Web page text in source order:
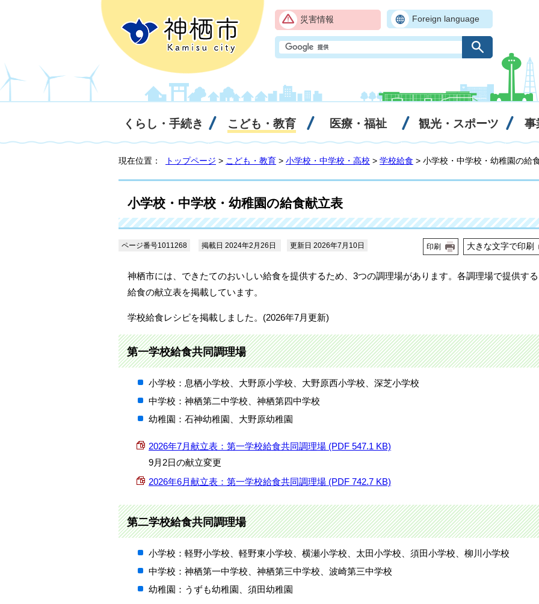
災害情報 Foreign language
くらし・手続き こども・教育 医療・福祉 観光・スポーツ 事
現在位置： トップページ > こども・教育 > 小学校・中学校・高校 > 学校給食 > 小学校・中学校・幼稚園の給
小学校・中学校・幼稚園の給食献立表
ページ番号1011268 掲載日 2024年2月26日 更新日 2026年7月10日 印刷 大きな文字で印刷
神栖市には、できたてのおいしい給食を提供するため、3つの調理場があります。各調理場で提供する
給食の献立表を掲載しています。
学校給食レシピを掲載しました。(2026年7月更新)
第一学校給食共同調理場
小学校：息栖小学校、大野原小学校、大野原西小学校、深芝小学校
中学校：神栖第二中学校、神栖第四中学校
幼稚園：石神幼稚園、大野原幼稚園
2026年7月献立表：第一学校給食共同調理場 (PDF 547.1 KB)
9月2日の献立変更
2026年6月献立表：第一学校給食共同調理場 (PDF 742.7 KB)
第二学校給食共同調理場
小学校：軽野小学校、軽野東小学校、横瀬小学校、太田小学校、須田小学校、柳川小学校
中学校：神栖第一中学校、神栖第三中学校、波崎第三中学校
幼稚園：うずも幼稚園、須田幼稚園